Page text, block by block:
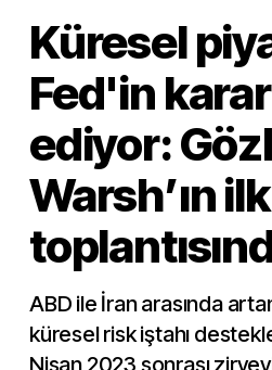
Küresel
Fed'in
ediyor:
Warsh’ın ilk
ABD ile İran arasında
küresel risk iştahı
Nisan 2023 sonrası